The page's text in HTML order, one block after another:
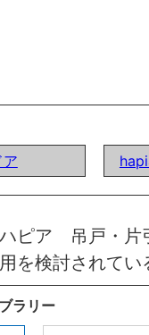
ピア 吊戸・
を検討されて
ラリー